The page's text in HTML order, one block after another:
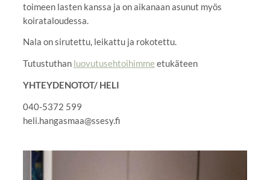
toimeen lasten kanssa ja on aikanaan asunut myös
koirataloudessa.
Nala on sirutettu, leikattu ja rokotettu.
Tutustuthan luovutusehtoihimme etukäteen
YHTEYDENOTOT/ HELI
040-5372 599
heli.hangasmaa@ssesy.fi